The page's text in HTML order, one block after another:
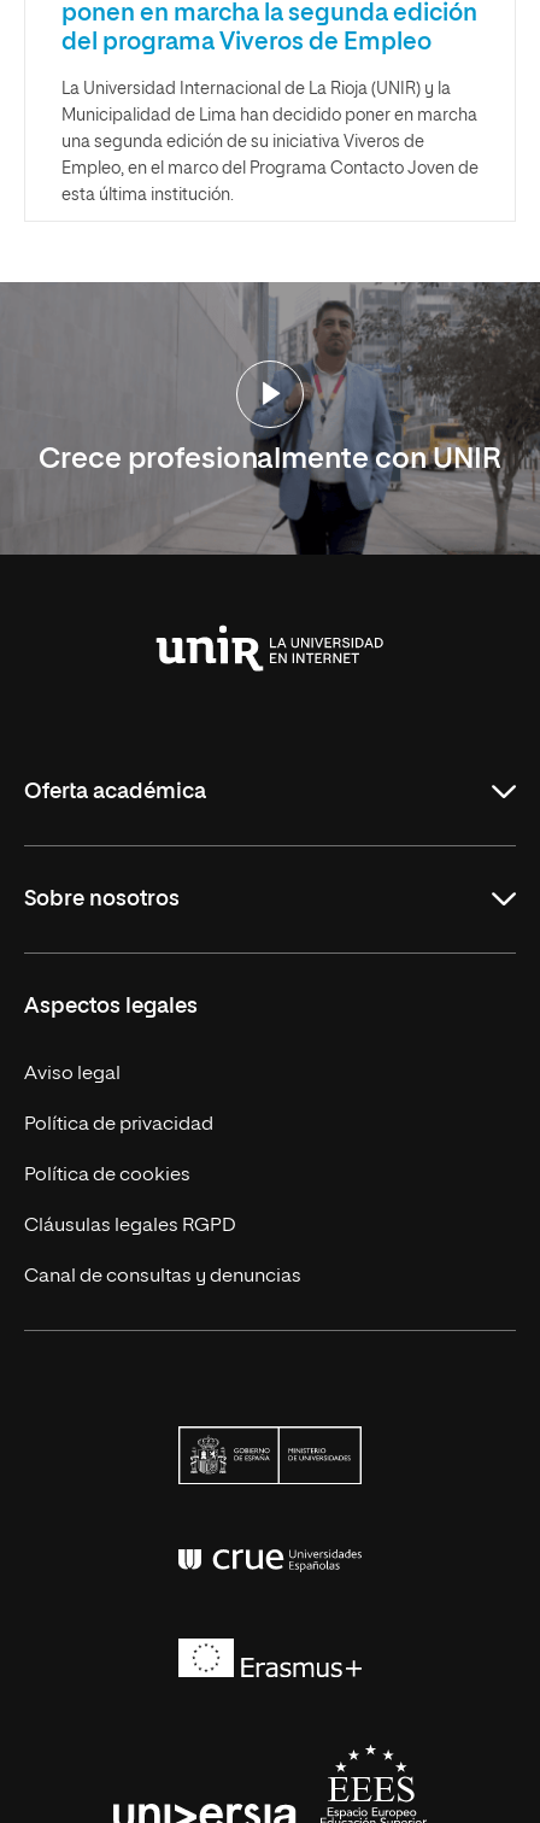
ponen en marcha la segunda edición
del programa Viveros de Empleo
La Universidad Internacional de La Rioja (UNIR) y la
Municipalidad de Lima han decidido poner en marcha
una segunda edición de su iniciativa Viveros de
Empleo, en el marco del Programa Contacto Joven de
esta última institución.
Crece profesionalmente con UNIR
Oferta académica
Maestrías
Sobre nosotros
Trabaja en UNIR
Actualidad UNIR
Contáctanos
Aspectos legales
Aviso legal
Política de privacidad
Política de cookies
Cláusulas legales RGPD
Canal de consultas y denuncias